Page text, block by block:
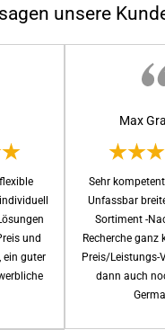
unsere
und
ein guter
Max
Sehr
Unfassbar
Sortiment -
Recherche ganz
Preis/Leistungs-
dann auch